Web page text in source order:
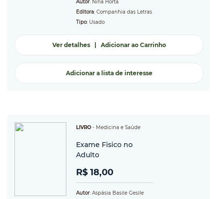
Autor: Nina Horta
Editora: Companhia das Letras
Tipo: Usado
Ver detalhes| Adicionar ao Carrinho
Adicionar a lista de interesse
LIVRO - Medicina e Saúde
Exame Fisico no
Adulto
R$ 18,00
Autor: Aspásia Basile Gesile